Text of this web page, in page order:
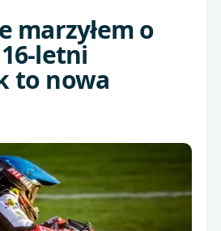
marzyłem o
letni
to nowa